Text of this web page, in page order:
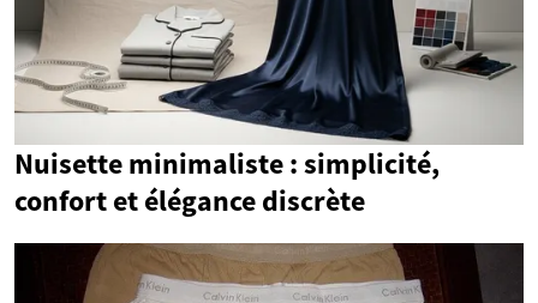
Nuisette minimaliste : simplicité,
confort et élégance discrète